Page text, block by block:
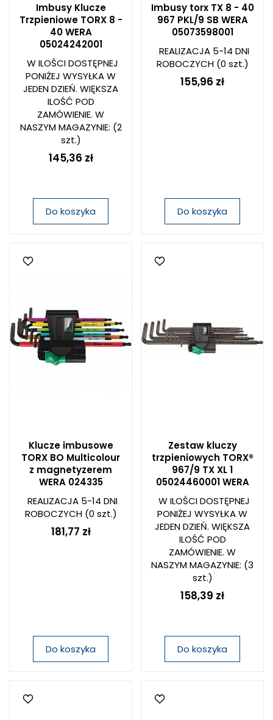
Imbusy Klucze
Trzpieniowe TORX 8 -
40 WERA
05024242001
W ILOŚCI DOSTĘPNEJ
PONIŻEJ WYSYŁKA W
JEDEN DZIEŃ. WIĘKSZA
ILOŚĆ POD
ZAMÓWIENIE. W
NASZYM MAGAZYNIE: (2
szt.)
145,36 zł
Do koszyka
Imbusy torx TX 8 - 40
967 PKL/9 SB WERA
05073598001
REALIZACJA 5-14 DNI
ROBOCZYCH(0 szt.)
155,96 zł
Do koszyka
Klucze imbusowe
TORX BO Multicolour
z magnetyzerem
WERA 024335
REALIZACJA 5-14 DNI
ROBOCZYCH(0 szt.)
181,77 zł
Do koszyka
Zestaw kluczy
trzpieniowych TORX®
967/9 TX XL 1
05024460001 WERA
W ILOŚCI DOSTĘPNEJ
PONIŻEJ WYSYŁKA W
JEDEN DZIEŃ. WIĘKSZA
ILOŚĆ POD
ZAMÓWIENIE. W
NASZYM MAGAZYNIE: (3
szt.)
158,39 zł
Do koszyka